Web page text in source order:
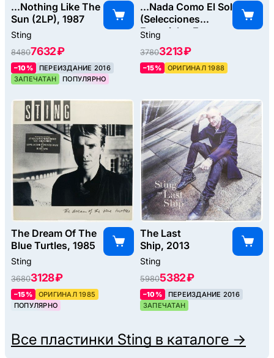
...Nothing Like The
Sun (2LP), 1987
Sting
84807632 ₽
–10%
ПЕРЕИЗДАНИЕ 2016
ЗАПЕЧАТАН
ПОПУЛЯРНО
...Nada Como El Sol
(Selecciones
Especiales En
Espanol Y
Portugues), 1988
Sting
37803213 ₽
–15% ОРИГИНАЛ 1988
The Dream Of The
Blue Turtles, 1985
Sting
36803128 ₽
–15%
ОРИГИНАЛ 1985
ПОПУЛЯРНО
The Last
Ship, 2013
Sting
59805382 ₽
–10%
ПЕРЕИЗДАНИЕ 2016
ЗАПЕЧАТАН
Все пластинки Sting в каталоге →